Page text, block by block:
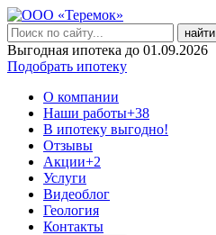
найти
Выгодная ипотека до 01.09.2026
Подобрать ипотеку
О компании
Наши работы+38
В ипотеку выгодно!
Отзывы
Акции+2
Услуги
Видеоблог
Геология
Контакты